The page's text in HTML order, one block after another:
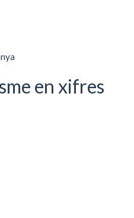
en xifres